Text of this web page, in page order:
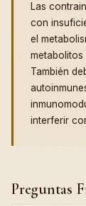
Las
con
el
metabolitos
También
interferir
Preguntas